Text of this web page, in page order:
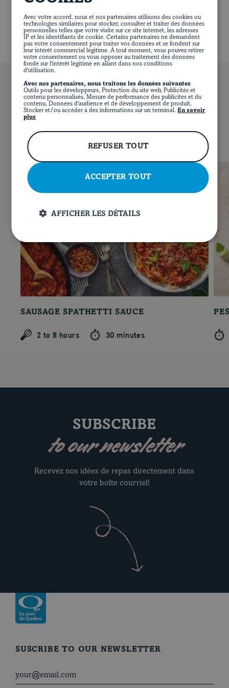
INSTAGRAMPINTEREST
471 mg of sodium
SAUSAGE SPATHETTI SAUCE
2 to 8 hours 30 minutes
SUBSCRIBE
to our newsletter
Recevez nos idées de repas directement dans
votre boîte courriel!
Return to homepage
SUSCRIBE TO OUR NEWSLETTER
Avec votre accord, nous et nos partenaires utilisons des cookies ou
technologies similaires pour stocker, consulter et traiter des données
personnelles telles que votre visite sur ce site internet, les adresses
IP et les identifiants de cookie. Certains partenaires ne demandent
pas votre consentement pour traiter vos données et se fondent sur
leur intérêt commercial légitime. À tout moment, vous pouvez retirer
votre consentement ou vous opposer au traitement des données
fondé sur l'intérêt légitime en allant dans nos conditions
d'utilisation.
Avec nos partenaires, nous traitons les données suivantes
Outils pour les développeurs, Protection du site web, Publicités et
contenu personnalisés, Mesure de performance des publicités et du
contenu, Données d'audience et de développement de produit,
Stocker et/ou accéder à des informations sur un terminal. En savoir
plus
ACCEPTER TOUT
REFUSER TOUT
AFFICHER LES DÉTAILS